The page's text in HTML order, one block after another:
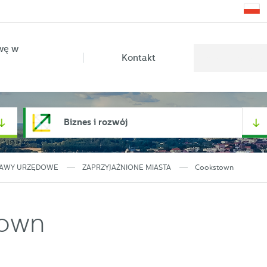
w
Kontakt
Biznes i rozwój
URZĘDOWE ZAPRZYJAŹNIONE MIASTA Cookstown